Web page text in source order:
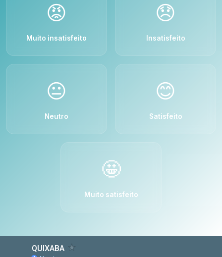
😡
Muito insatisfeito
😞
Insatisfeito
😐
Neutro
😊
Satisfeito
🤩
Muito satisfeito